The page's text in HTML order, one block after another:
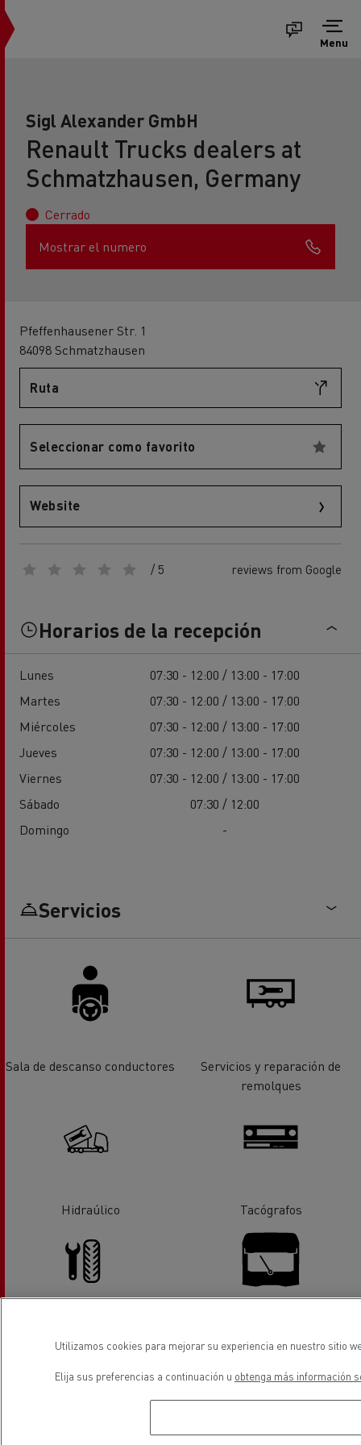
Menu
Sigl Alexander GmbH
Renault Trucks dealers at
Schmatzhausen, Germany
Cerrado
Mostrar el numero
Pfeffenhausener Str. 1
84098 Schmatzhausen
Ruta
Seleccionar como favorito
Website
/ 5 reviews from Google
Horarios de la recepción
Lunes
07:30 - 12:00 / 13:00 - 17:00
Martes
07:30 - 12:00 / 13:00 - 17:00
Miércoles
07:30 - 12:00 / 13:00 - 17:00
Jueves
07:30 - 12:00 / 13:00 - 17:00
Viernes
07:30 - 12:00 / 13:00 - 17:00
Sábado
07:30 / 12:00
Domingo
-
Servicios
Sala de descanso conductores
Servicios y reparación de
remolques
Hidraúlico Tacógrafos
Utilizamos cookies para mejorar su experiencia en nuestro sitio
Elija sus preferencias a continuación u obtenga más información